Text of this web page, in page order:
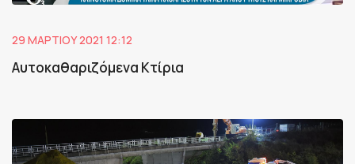
29 ΜΑΡΤΊΟΥ 2021 12:12
Αυτοκαθαριζόμενα Κτίρια